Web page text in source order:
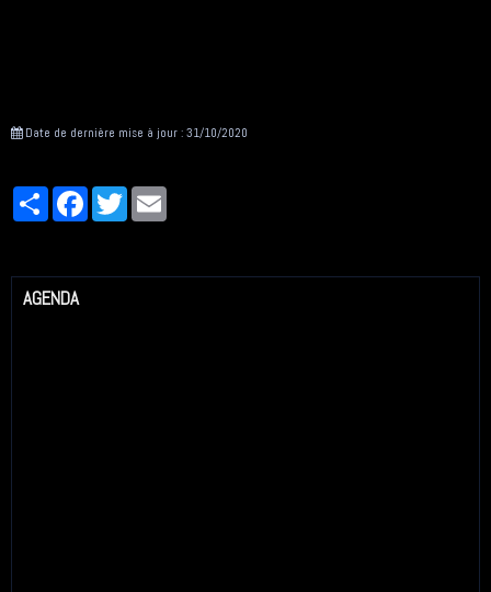
Date de dernière mise à jour : 31/10/2020
PartagerFacebookTwitter
AGENDA